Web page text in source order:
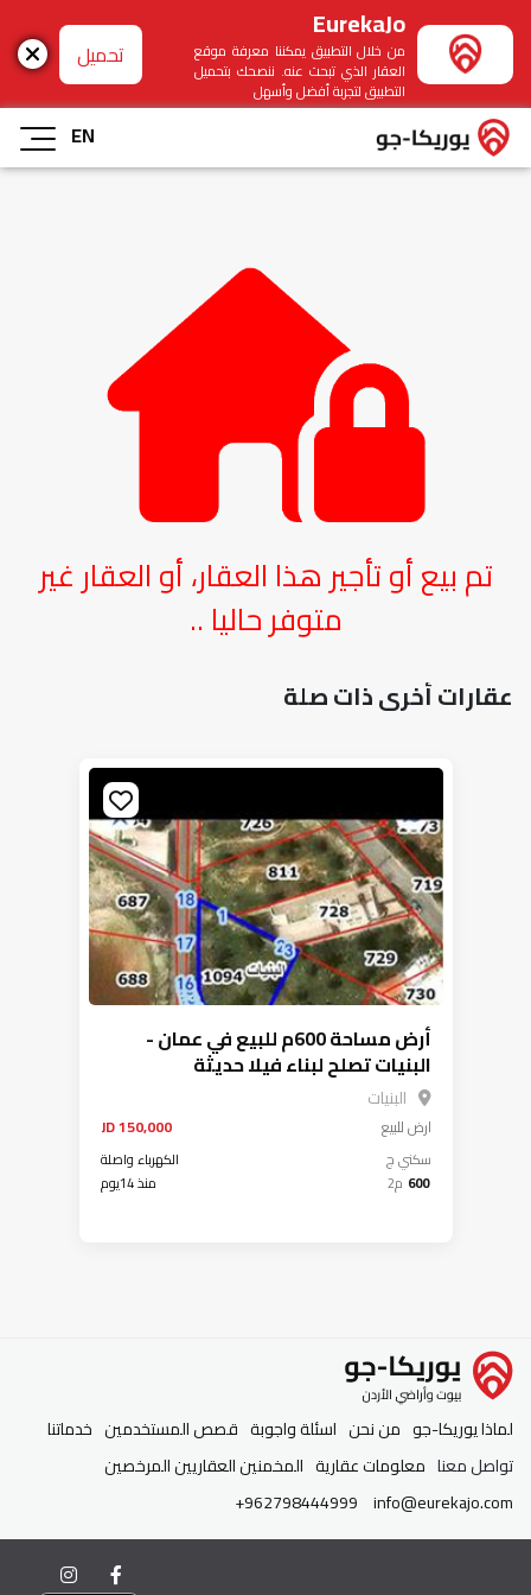
EurekaJo
من خلال التطبيق يمكننا معرفة موقع
العقار الذي تبحث عنه. ننصحك بتحميل
التطبيق لتجربة أفضل وأسهل
تحميل
EN
تم بيع أو تأجير هذا العقار، أو العقار غير
متوفر حاليا ..
عقارات أخرى ذات صلة
أرض مساحة 600م للبيع في عمان -
البنيات تصلح لبناء فيلا حديثة
البنيات
ارضللبيع 150,000 JD
سكني ج
الكهرباء واصلة
600 م2 منذ 14يوم
لماذا يوريكا-جو من نحن اسئلة واجوبة قصص المستخدمين خدماتنا
تواصل معنا معلومات عقارية المخمنين العقاريين المرخصين
info@eurekajo.com
+962798444999